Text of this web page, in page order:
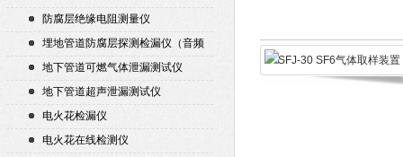
防腐层绝缘电阻测量仪
埋地管道防腐层探测检漏仪（音频
检漏仪）
地下管道可燃气体泄漏测试仪
地下管道超声泄漏测试仪
电火花检漏仪
电火花在线检测仪